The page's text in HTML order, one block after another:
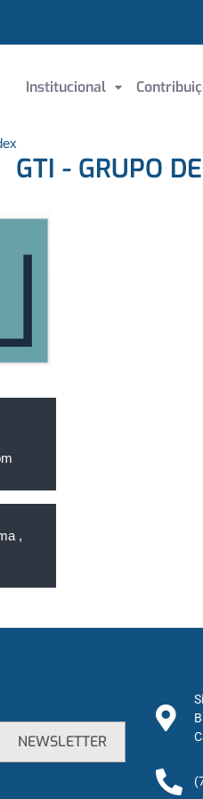
Institucional
GTI - GRUPO
,